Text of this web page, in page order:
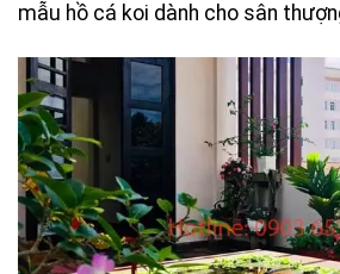
mẫu hồ cá koi dành cho sân